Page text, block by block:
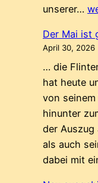
unserer…
Der Mai ist
April 30, 2026
… die
hat heute
von
hinunter
der Auszug
als auch
dabei mit